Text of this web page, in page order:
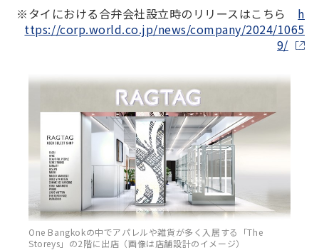
※タイにおける合弁会社設立時のリリースはこちら h
ttps://corp.world.co.jp/news/company/2024/1065
9/
One Bangkokの中でアパレルや雑貨が多く入居する「The
Storeys」の2階に出店（画像は店舗設計のイメージ）